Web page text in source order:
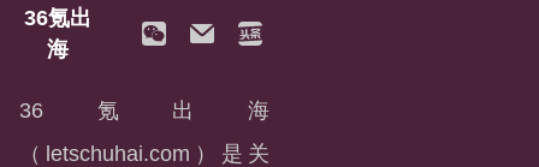
36氪出
海
36氪出海
（letschuhai.com）是关